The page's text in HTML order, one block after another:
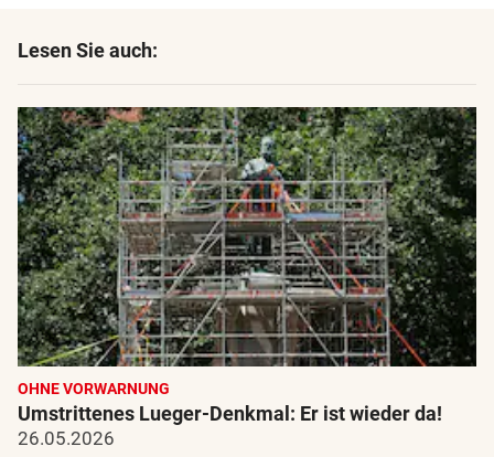
Lesen Sie auch:
OHNE VORWARNUNG
Umstrittenes Lueger-Denkmal: Er ist wieder da!
26.05.2026